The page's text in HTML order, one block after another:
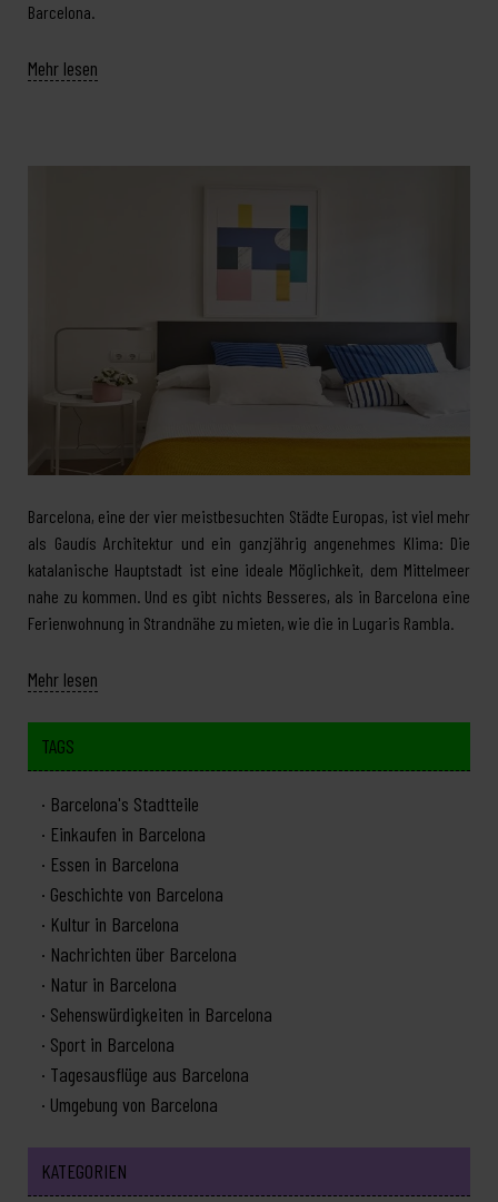
Barcelona.
Mehr lesen
Barcelona, eine der vier meistbesuchten Städte Europas, ist viel mehr
als Gaudís Architektur und ein ganzjährig angenehmes Klima: Die
katalanische Hauptstadt ist eine ideale Möglichkeit, dem Mittelmeer
nahe zu kommen. Und es gibt nichts Besseres, als in Barcelona eine
Ferienwohnung in Strandnähe zu mieten, wie die in Lugaris Rambla.
Mehr lesen
TAGS
Barcelona's Stadtteile
Einkaufen in Barcelona
Essen in Barcelona
Geschichte von Barcelona
Kultur in Barcelona
Nachrichten über Barcelona
Natur in Barcelona
Sehenswürdigkeiten in Barcelona
Sport in Barcelona
Tagesausflüge aus Barcelona
Umgebung von Barcelona
KATEGORIEN